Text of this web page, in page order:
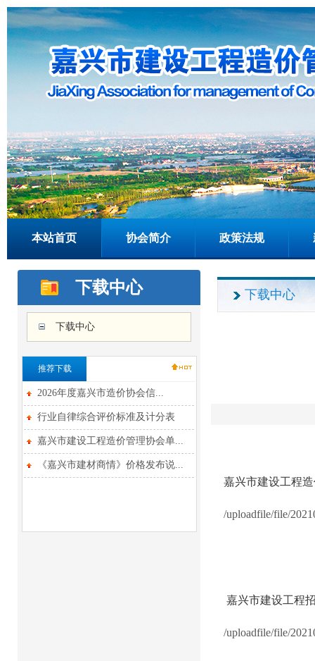
本站首页 协会简介 政策法规
下载中心
下载中心
推荐下载
2026年度嘉兴市造价协会信...
行业自律综合评价标准及计分表
嘉兴市建设工程造价管理协会单...
《嘉兴市建材商情》价格发布说...
下载中心
嘉兴市建设工程
/uploadfile/file/
嘉兴市建设工程
/uploadfile/file/